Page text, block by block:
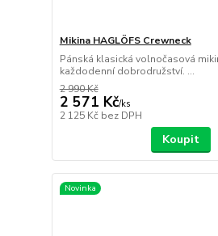
Mikina HAGLÖFS Crewneck
Pánská klasická volnočasová
každodenní dobrodružství. ...
2 990 Kč
2 571 Kč/ks
2 125 Kč bez DPH
Koupit
Novinka